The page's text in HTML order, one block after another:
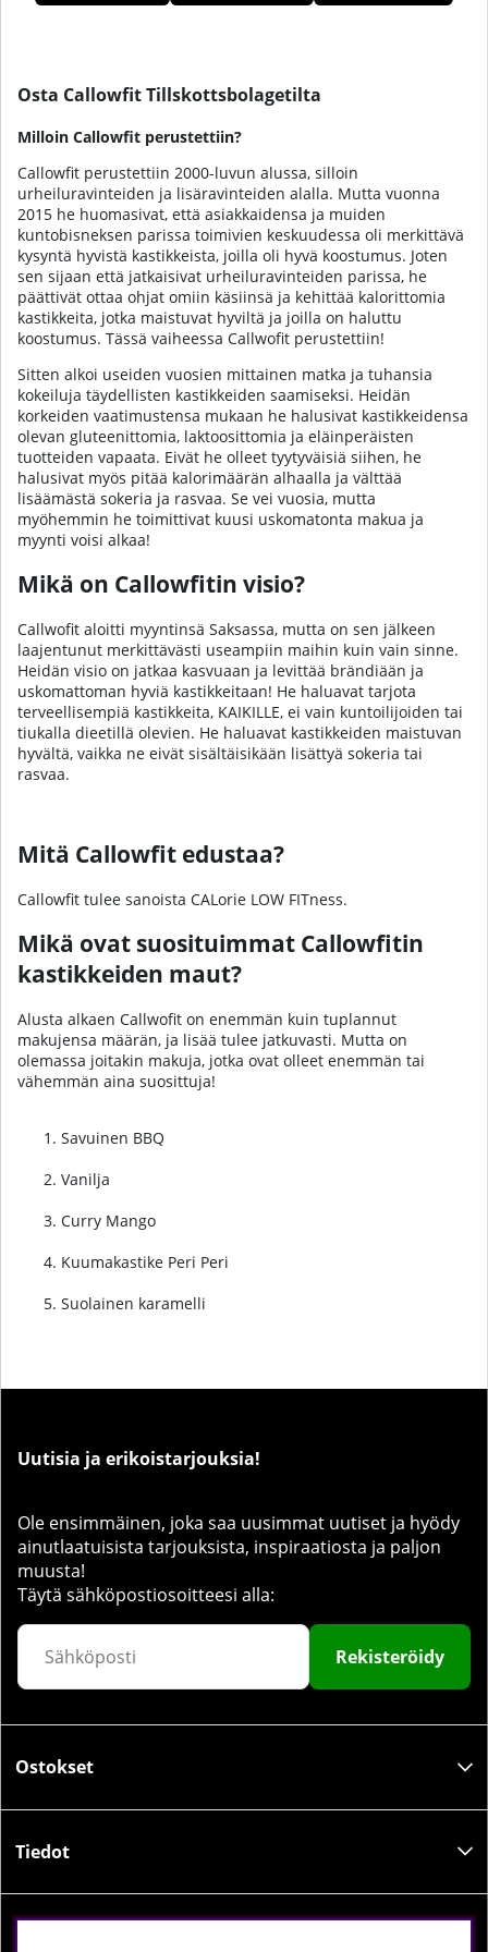
Osta Callowfit Tillskottsbolagetilta
Milloin Callowfit perustettiin?
Callowfit perustettiin 2000-luvun alussa, silloin
urheiluravinteiden ja lisäravinteiden alalla. Mutta vuonna
2015 he huomasivat, että asiakkaidensa ja muiden
kuntobisneksen parissa toimivien keskuudessa oli merkittävä
kysyntä hyvistä kastikkeista, joilla oli hyvä koostumus. Joten
sen sijaan että jatkaisivat urheiluravinteiden parissa, he
päättivät ottaa ohjat omiin käsiinsä ja kehittää kalorittomia
kastikkeita, jotka maistuvat hyviltä ja joilla on haluttu
koostumus. Tässä vaiheessa Callwofit perustettiin!
Sitten alkoi useiden vuosien mittainen matka ja tuhansia
kokeiluja täydellisten kastikkeiden saamiseksi. Heidän
korkeiden vaatimustensa mukaan he halusivat kastikkeidensa
olevan gluteenittomia, laktoosittomia ja eläinperäisten
tuotteiden vapaata. Eivät he olleet tyytyväisiä siihen, he
halusivat myös pitää kalorimäärän alhaalla ja välttää
lisäämästä sokeria ja rasvaa. Se vei vuosia, mutta
myöhemmin he toimittivat kuusi uskomatonta makua ja
myynti voisi alkaa!
Mikä on Callowfitin visio?
Callwofit aloitti myyntinsä Saksassa, mutta on sen jälkeen
laajentunut merkittävästi useampiin maihin kuin vain sinne.
Heidän visio on jatkaa kasvuaan ja levittää brändiään ja
uskomattoman hyviä kastikkeitaan! He haluavat tarjota
terveellisempiä kastikkeita, KAIKILLE, ei vain kuntoilijoiden tai
tiukalla dieetillä olevien. He haluavat kastikkeiden maistuvan
hyvältä, vaikka ne eivät sisältäisikään lisättyä sokeria tai
rasvaa.
Mitä Callowfit edustaa?
Callowfit tulee sanoista CALorie LOW FITness.
Mikä ovat suosituimmat Callowfitin
kastikkeiden maut?
Alusta alkaen Callwofit on enemmän kuin tuplannut
makujensa määrän, ja lisää tulee jatkuvasti. Mutta on
olemassa joitakin makuja, jotka ovat olleet enemmän tai
vähemmän aina suosittuja!
Savuinen BBQ
Vanilja
Curry Mango
Kuumakastike Peri Peri
Suolainen karamelli
Uutisia ja erikoistarjouksia!
Ole ensimmäinen, joka saa uusimmat uutiset ja hyödy
ainutlaatuisista tarjouksista, inspiraatiosta ja paljon
muusta!
Täytä sähköpostiosoitteesi alla:
Rekisteröidy
Ostokset
Tiedot